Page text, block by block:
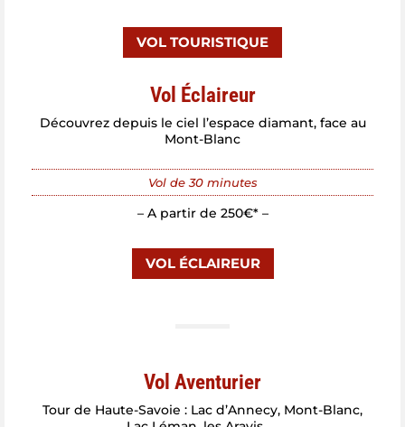
VOL TOURISTIQUE
Vol Éclaireur
Découvrez depuis le ciel l’espace diamant, face au
Mont-Blanc
Vol de 30 minutes
– A partir de 250€* –
VOL ÉCLAIREUR
Vol Aventurier
Tour de Haute-Savoie : Lac d’Annecy, Mont-Blanc,